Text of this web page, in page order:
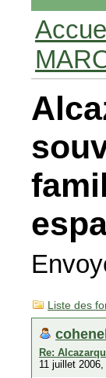
Liste des
Re:
11 juillet